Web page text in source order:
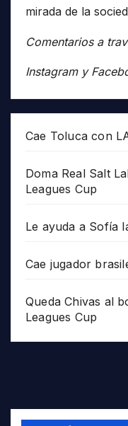
mirada de la
Comentarios a
Instagram y
Cae Toluca con
Doma Real Salt
Leagues Cup
Le ayuda a Sofía
Cae jugador
Queda Chivas al
Leagues Cup